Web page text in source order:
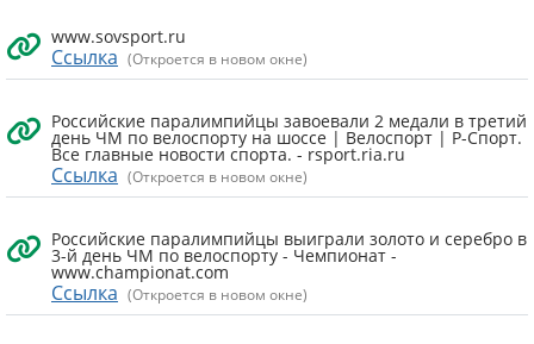
www.sovsport.ru
Ссылка (Откроется в новом окне)
Российские паралимпийцы завоевали 2 медали в третий
день ЧМ по велоспорту на шоссе | Велоспорт | Р-Спорт.
Все главные новости спорта. - rsport.ria.ru
Ссылка (Откроется в новом окне)
Российские паралимпийцы выиграли золото и серебро в
3-й день ЧМ по велоспорту - Чемпионат -
www.championat.com
Ссылка (Откроется в новом окне)